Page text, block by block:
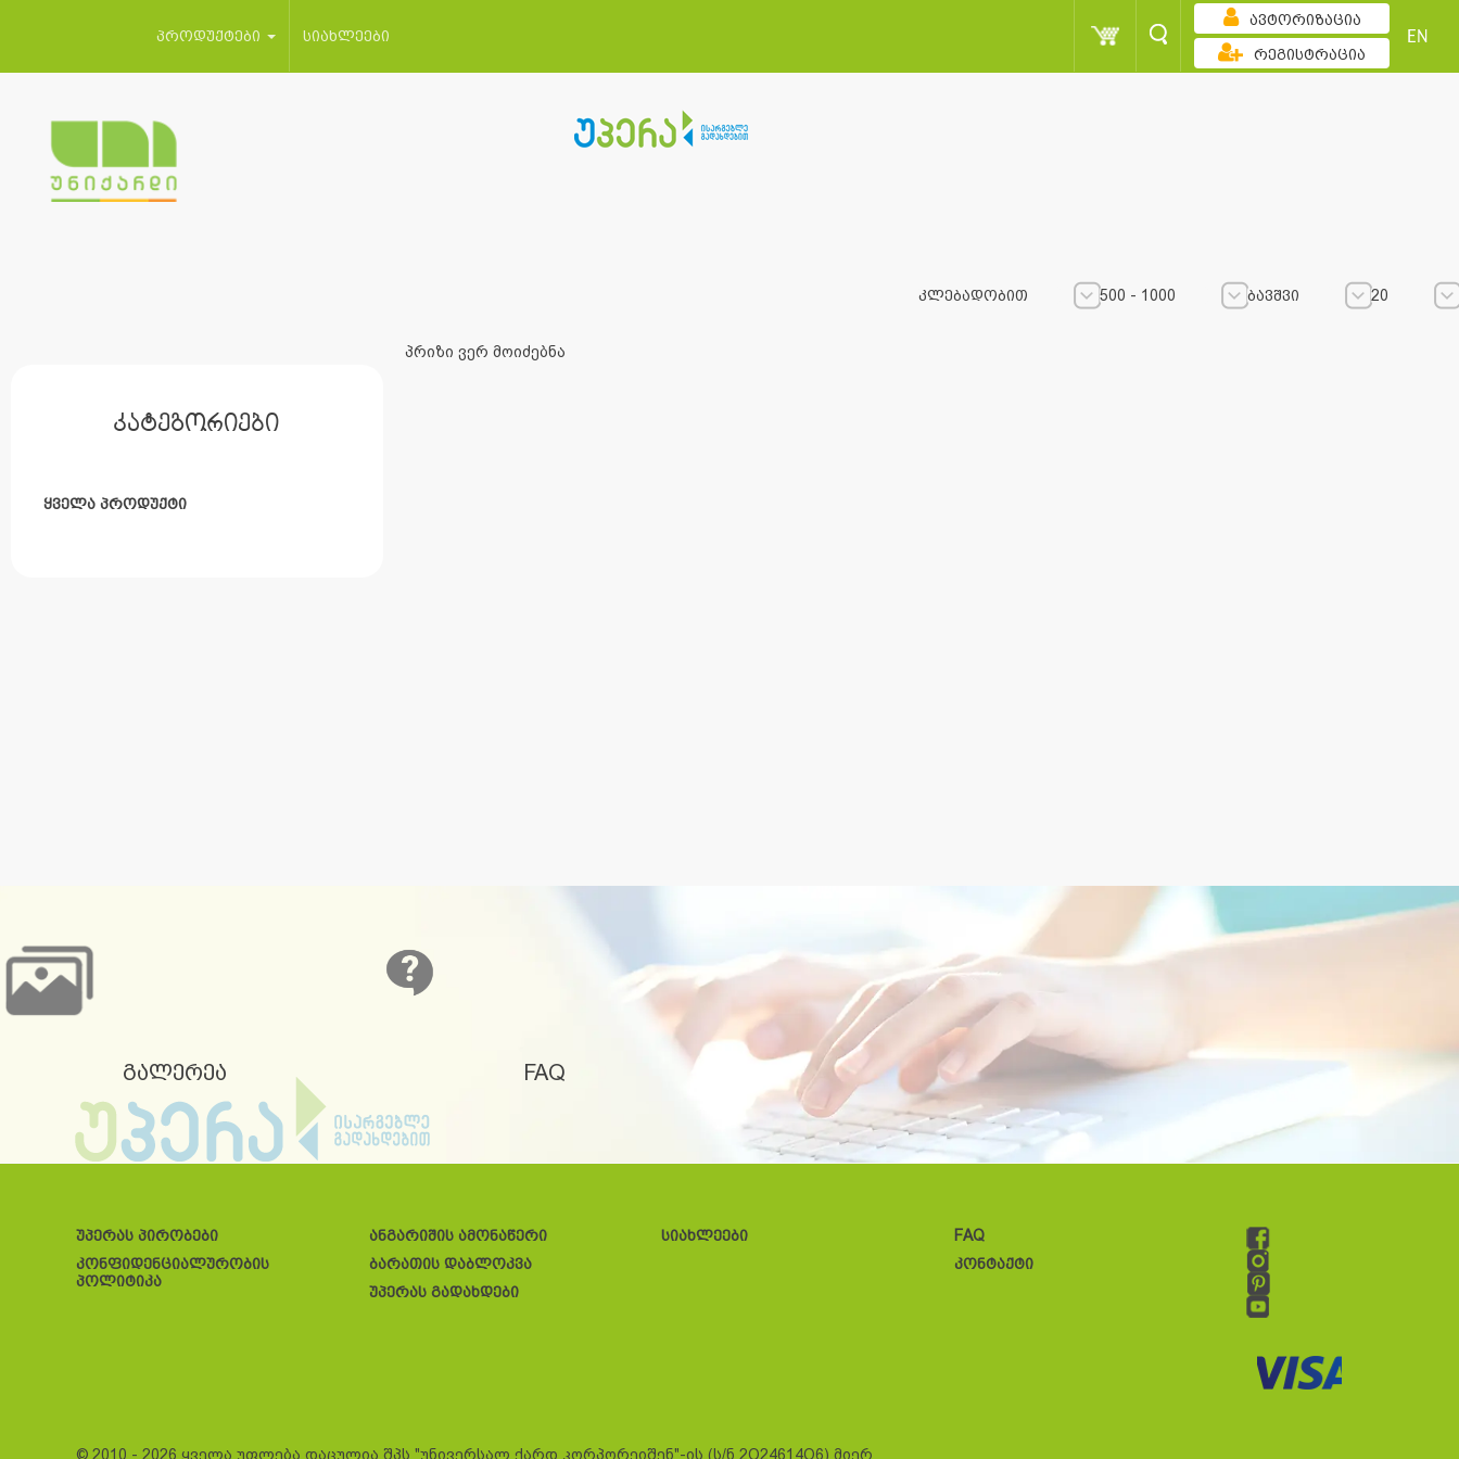
პროდუქტები სიახლეები
ავტორიზაცია
რეგისტრაცია
EN
კატეგორიები
ყველა პროდუქტი
კლებადობით 500 - 1000 ბავშვი
20
პრიზი ვერ მოიძებნა
გალერეა FAQ
უპერას პირობები
კონფიდენციალურობის
პოლიტიკა
ანგარიშის ამონაწერი
ბარათის დაბლოკვა
უპერას გადახდები
სიახლეები
FAQ
კონტაქტი
© 2010 - 2026 ყველა უფლება დაცულია შპს "უნივერსალ ქარდ კორპორეიშენ"-ის (ს/ნ 2O24614O6) მიერ